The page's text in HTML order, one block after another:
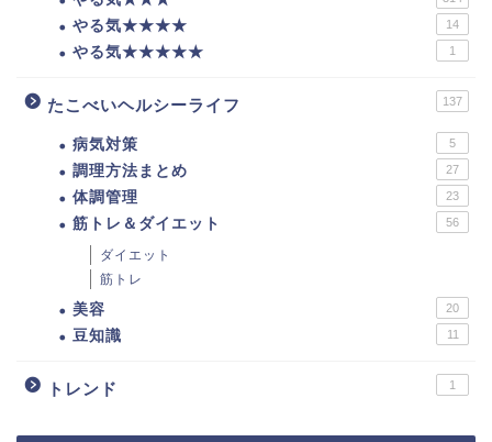
やる気★★★★ 14
やる気★★★★★ 1
たこべいヘルシーライフ 137
病気対策 5
調理方法まとめ 27
体調管理 23
筋トレ＆ダイエット 56
ダイエット
筋トレ
美容 20
豆知識 11
トレンド 1